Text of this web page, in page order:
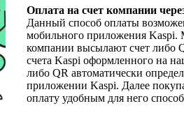
Оплата на счет компании
Данный способ оплаты
мобильного приложения
компании высылают счет либо
счета Kaspi оформленного на
либо QR автоматически
приложении Kaspi. Далее
оплату удобным для него